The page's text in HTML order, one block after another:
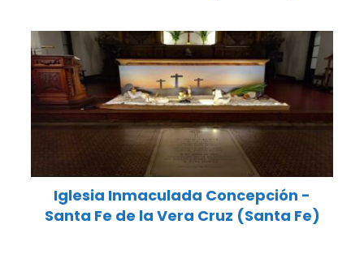
Iglesia Inmaculada Concepción -
Santa Fe de la Vera Cruz (Santa Fe)